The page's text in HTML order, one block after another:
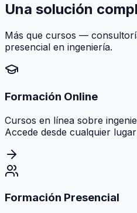
Una solución
Más que cursos —
presencial en ingeniería.
Formación Online
Cursos en línea sobre
Accede desde cualquier
Formación Presencial